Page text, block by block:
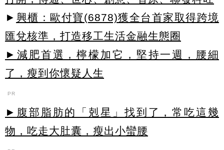
► 興櫃：歐付寶(6878)獲全台首家取得跨境
匯兌核準，打造移工生活金融生態圈
►減肥首選，檸檬加它，堅持一週，腰細
了，瘦到你懷疑人生
PR
►腹部脂肪的「剋星」找到了，常吃這幾
物，吃走大肚囊，瘦出小蠻腰